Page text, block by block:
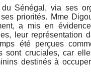
Sénégal, via ses
priorités. Mme
a mis en
leur représentation
été perçues
sont cruciales, car
destinés à